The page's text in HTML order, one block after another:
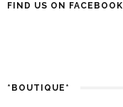
FIND US ON FACEBOOK
*BOUTIQUE*